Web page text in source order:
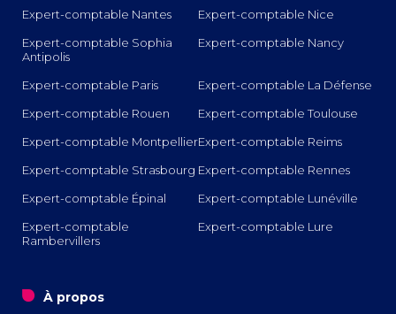
Expert-comptable Nantes
Expert-comptable Nice
Expert-comptable Sophia
Antipolis
Expert-comptable Nancy
Expert-comptable Paris
Expert-comptable La Défense
Expert-comptable Rouen
Expert-comptable Toulouse
Expert-comptable MontpellierExpert-comptable Reims
Expert-comptable Strasbourg Expert-comptable Rennes
Expert-comptable Épinal
Expert-comptable Lunéville
Expert-comptable
Rambervillers
Expert-comptable Lure
o À propos